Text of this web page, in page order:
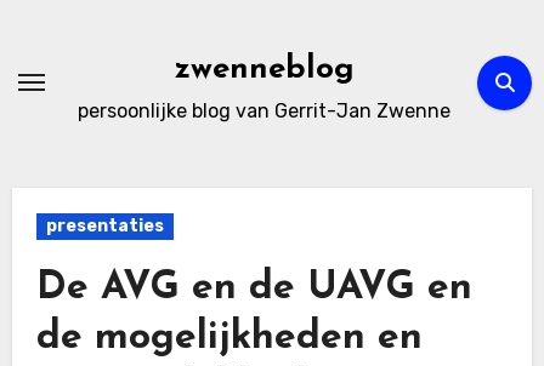
de
zwenneblog
persoonlijke blog van Gerrit-Jan Zwenne
presentaties
De AVG en de UAVG en
de mogelijkheden en